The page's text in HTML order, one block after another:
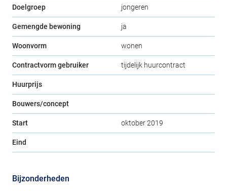
Doelgroep jongeren
Gemengde bewoning ja
Woonvorm wonen
Contractvorm gebruiker tijdelijk huurcontract
Huurprijs
Bouwers/concept
Start oktober 2019
Eind
Bijzonderheden